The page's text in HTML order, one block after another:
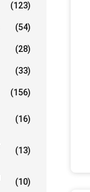
(123)
(54)
(28)
(33)
(156)
(16)
(13)
(10)